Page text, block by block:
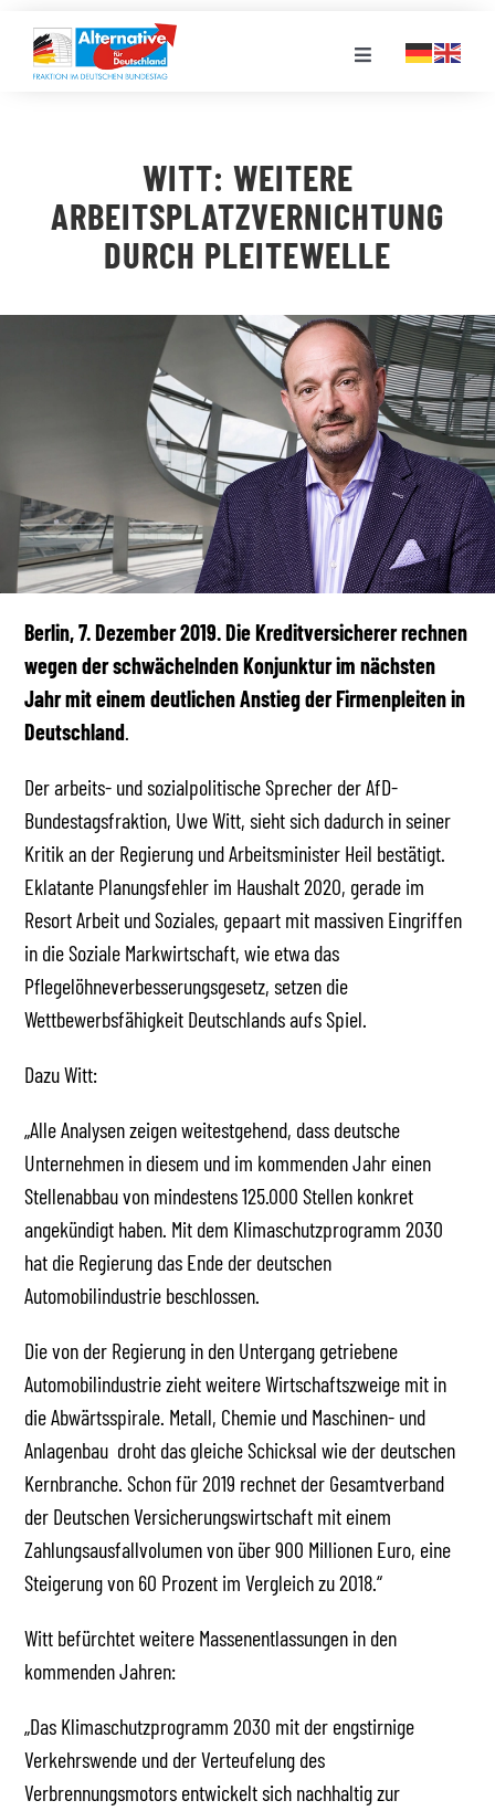
Inhalt
springen
Toggle
LANDESGRUPPEN
VERANSTALTUNGEN
STELLENPORTAL
MEDIATHEK
WITT: WEITERE
ARBEITSPLATZVERNICHTUNG
DURCH PLEITEWELLE
Berlin, 7. Dezember 2019. Die Kreditversicherer rechnen
wegen der schwächelnden Konjunktur im nächsten
Jahr mit einem deutlichen Anstieg der Firmenpleiten in
Deutschland.
Der arbeits- und sozialpolitische Sprecher der AfD-
Bundestagsfraktion, Uwe Witt, sieht sich dadurch in seiner
Kritik an der Regierung und Arbeitsminister Heil bestätigt.
Eklatante Planungsfehler im Haushalt 2020, gerade im
Resort Arbeit und Soziales, gepaart mit massiven Eingriffen
in die Soziale Markwirtschaft, wie etwa das
Pflegelöhneverbesserungsgesetz, setzen die
Wettbewerbsfähigkeit Deutschlands aufs Spiel.
Dazu Witt:
„Alle Analysen zeigen weitestgehend, dass deutsche
Unternehmen in diesem und im kommenden Jahr einen
Stellenabbau von mindestens 125.000 Stellen konkret
angekündigt haben. Mit dem Klimaschutzprogramm 2030
hat die Regierung das Ende der deutschen
Automobilindustrie beschlossen.
Die von der Regierung in den Untergang getriebene
Automobilindustrie zieht weitere Wirtschaftszweige mit in
die Abwärtsspirale. Metall, Chemie und Maschinen- und
Anlagenbau droht das gleiche Schicksal wie der deutschen
Kernbranche. Schon für 2019 rechnet der Gesamtverband
der Deutschen Versicherungswirtschaft mit einem
Zahlungsausfallvolumen von über 900 Millionen Euro, eine
Steigerung von 60 Prozent im Vergleich zu 2018.“
Witt befürchtet weitere Massenentlassungen in den
kommenden Jahren:
„Das Klimaschutzprogramm 2030 mit der engstirnige
Verkehrswende und der Verteufelung des
Verbrennungsmotors entwickelt sich nachhaltig zur